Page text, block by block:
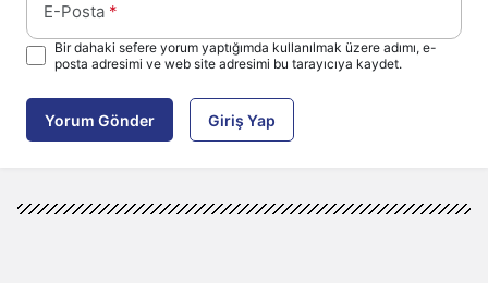
E-Posta *
Bir dahaki sefere yorum yaptığımda kullanılmak üzere adımı, e-
posta adresimi ve web site adresimi bu tarayıcıya kaydet.
Yorum Gönder Giriş Yap